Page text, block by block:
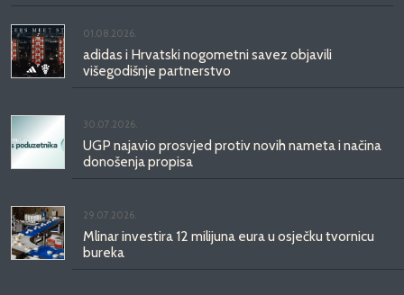
01.08.2026.
adidas i Hrvatski nogometni savez objavili
višegodišnje partnerstvo
30.07.2026.
UGP najavio prosvjed protiv novih nameta i načina
donošenja propisa
29.07.2026.
Mlinar investira 12 milijuna eura u osječku tvornicu
bureka